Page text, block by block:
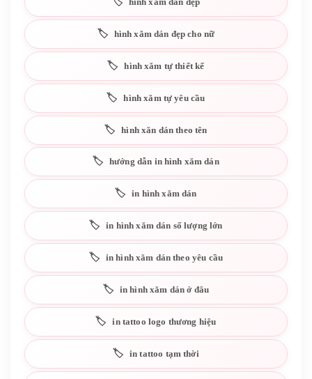
hình xăm dán đẹp cho nữ
hình xăm tự thiết kế
hình xăm tự yêu cầu
hình xăn dán theo tên
hướng dẫn in hình xăm dán
in hình xăm dán
in hình xăm dán số lượng lớn
in hình xăm dán theo yêu cầu
in hình xăm dán ở đâu
in tattoo logo thương hiệu
in tattoo tạm thời